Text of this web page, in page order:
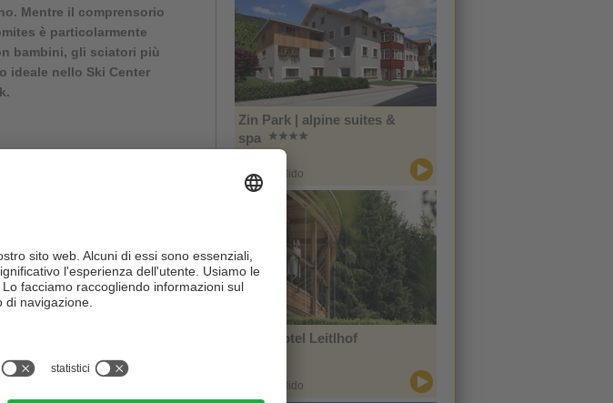
Mentre il comprensorio
è particolarmente
bambini, gli sciatori più
ideale nello Ski Center
lo snowboard e il freestyle
per la preparazione delle
sciistica.Ti auguriamo
- panoramica
Zin Park | alpine suites &
spa
San Candido
Naturhotel Leitlhof
San Candido